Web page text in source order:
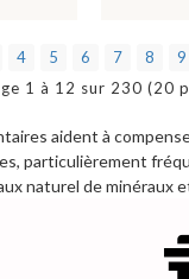
4 5 6 7 8
9
1 à 12 sur 230 (20
aident à
particulièrement
naturel de minéraux